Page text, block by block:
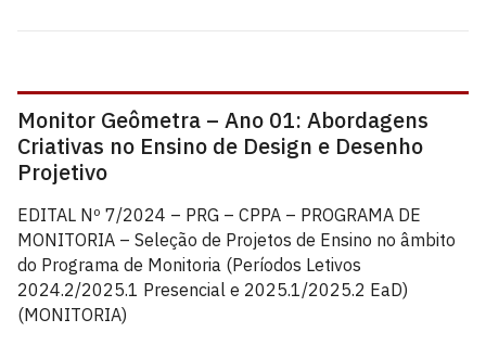
Monitor Geômetra – Ano 01: Abordagens
Criativas no Ensino de Design e Desenho
Projetivo
EDITAL Nº 7/2024 – PRG – CPPA – PROGRAMA DE
MONITORIA – Seleção de Projetos de Ensino no âmbito
do Programa de Monitoria (Períodos Letivos
2024.2/2025.1 Presencial e 2025.1/2025.2 EaD)
(MONITORIA)